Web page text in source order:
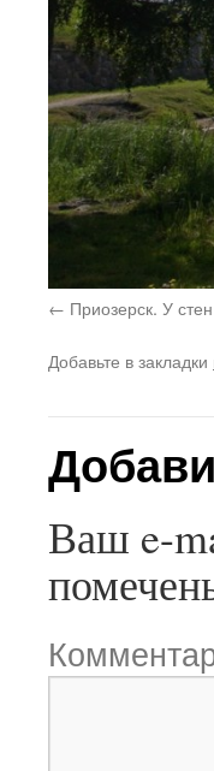
Приозерск. У
Добавьте в закладки
Ваш e-